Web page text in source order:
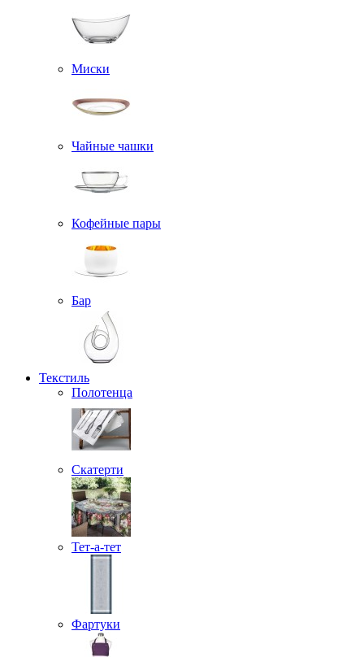
Миски
Чайные чашки
Кофейные пары
Бар
Текстиль
Полотенца
Скатерти
Тет-а-тет
Фартуки